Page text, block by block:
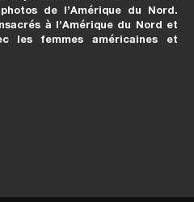
de l’Amérique du Nord.
à l’Amérique du Nord et
les femmes américaines et